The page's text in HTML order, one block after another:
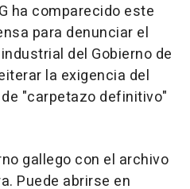
ha comparecido este
para denunciar el
del Gobierno de
la exigencia del
"carpetazo definitivo"
gallego con el archivo
Puede abrirse en